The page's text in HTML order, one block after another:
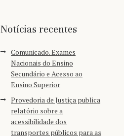
Notícias recentes
Comunicado. Exames
Nacionais do Ensino
Secundário e Acesso ao
Ensino Superior
Provedoria de Justiça publica
relatório sobre a
acessibilidade dos
transportes públicos para as